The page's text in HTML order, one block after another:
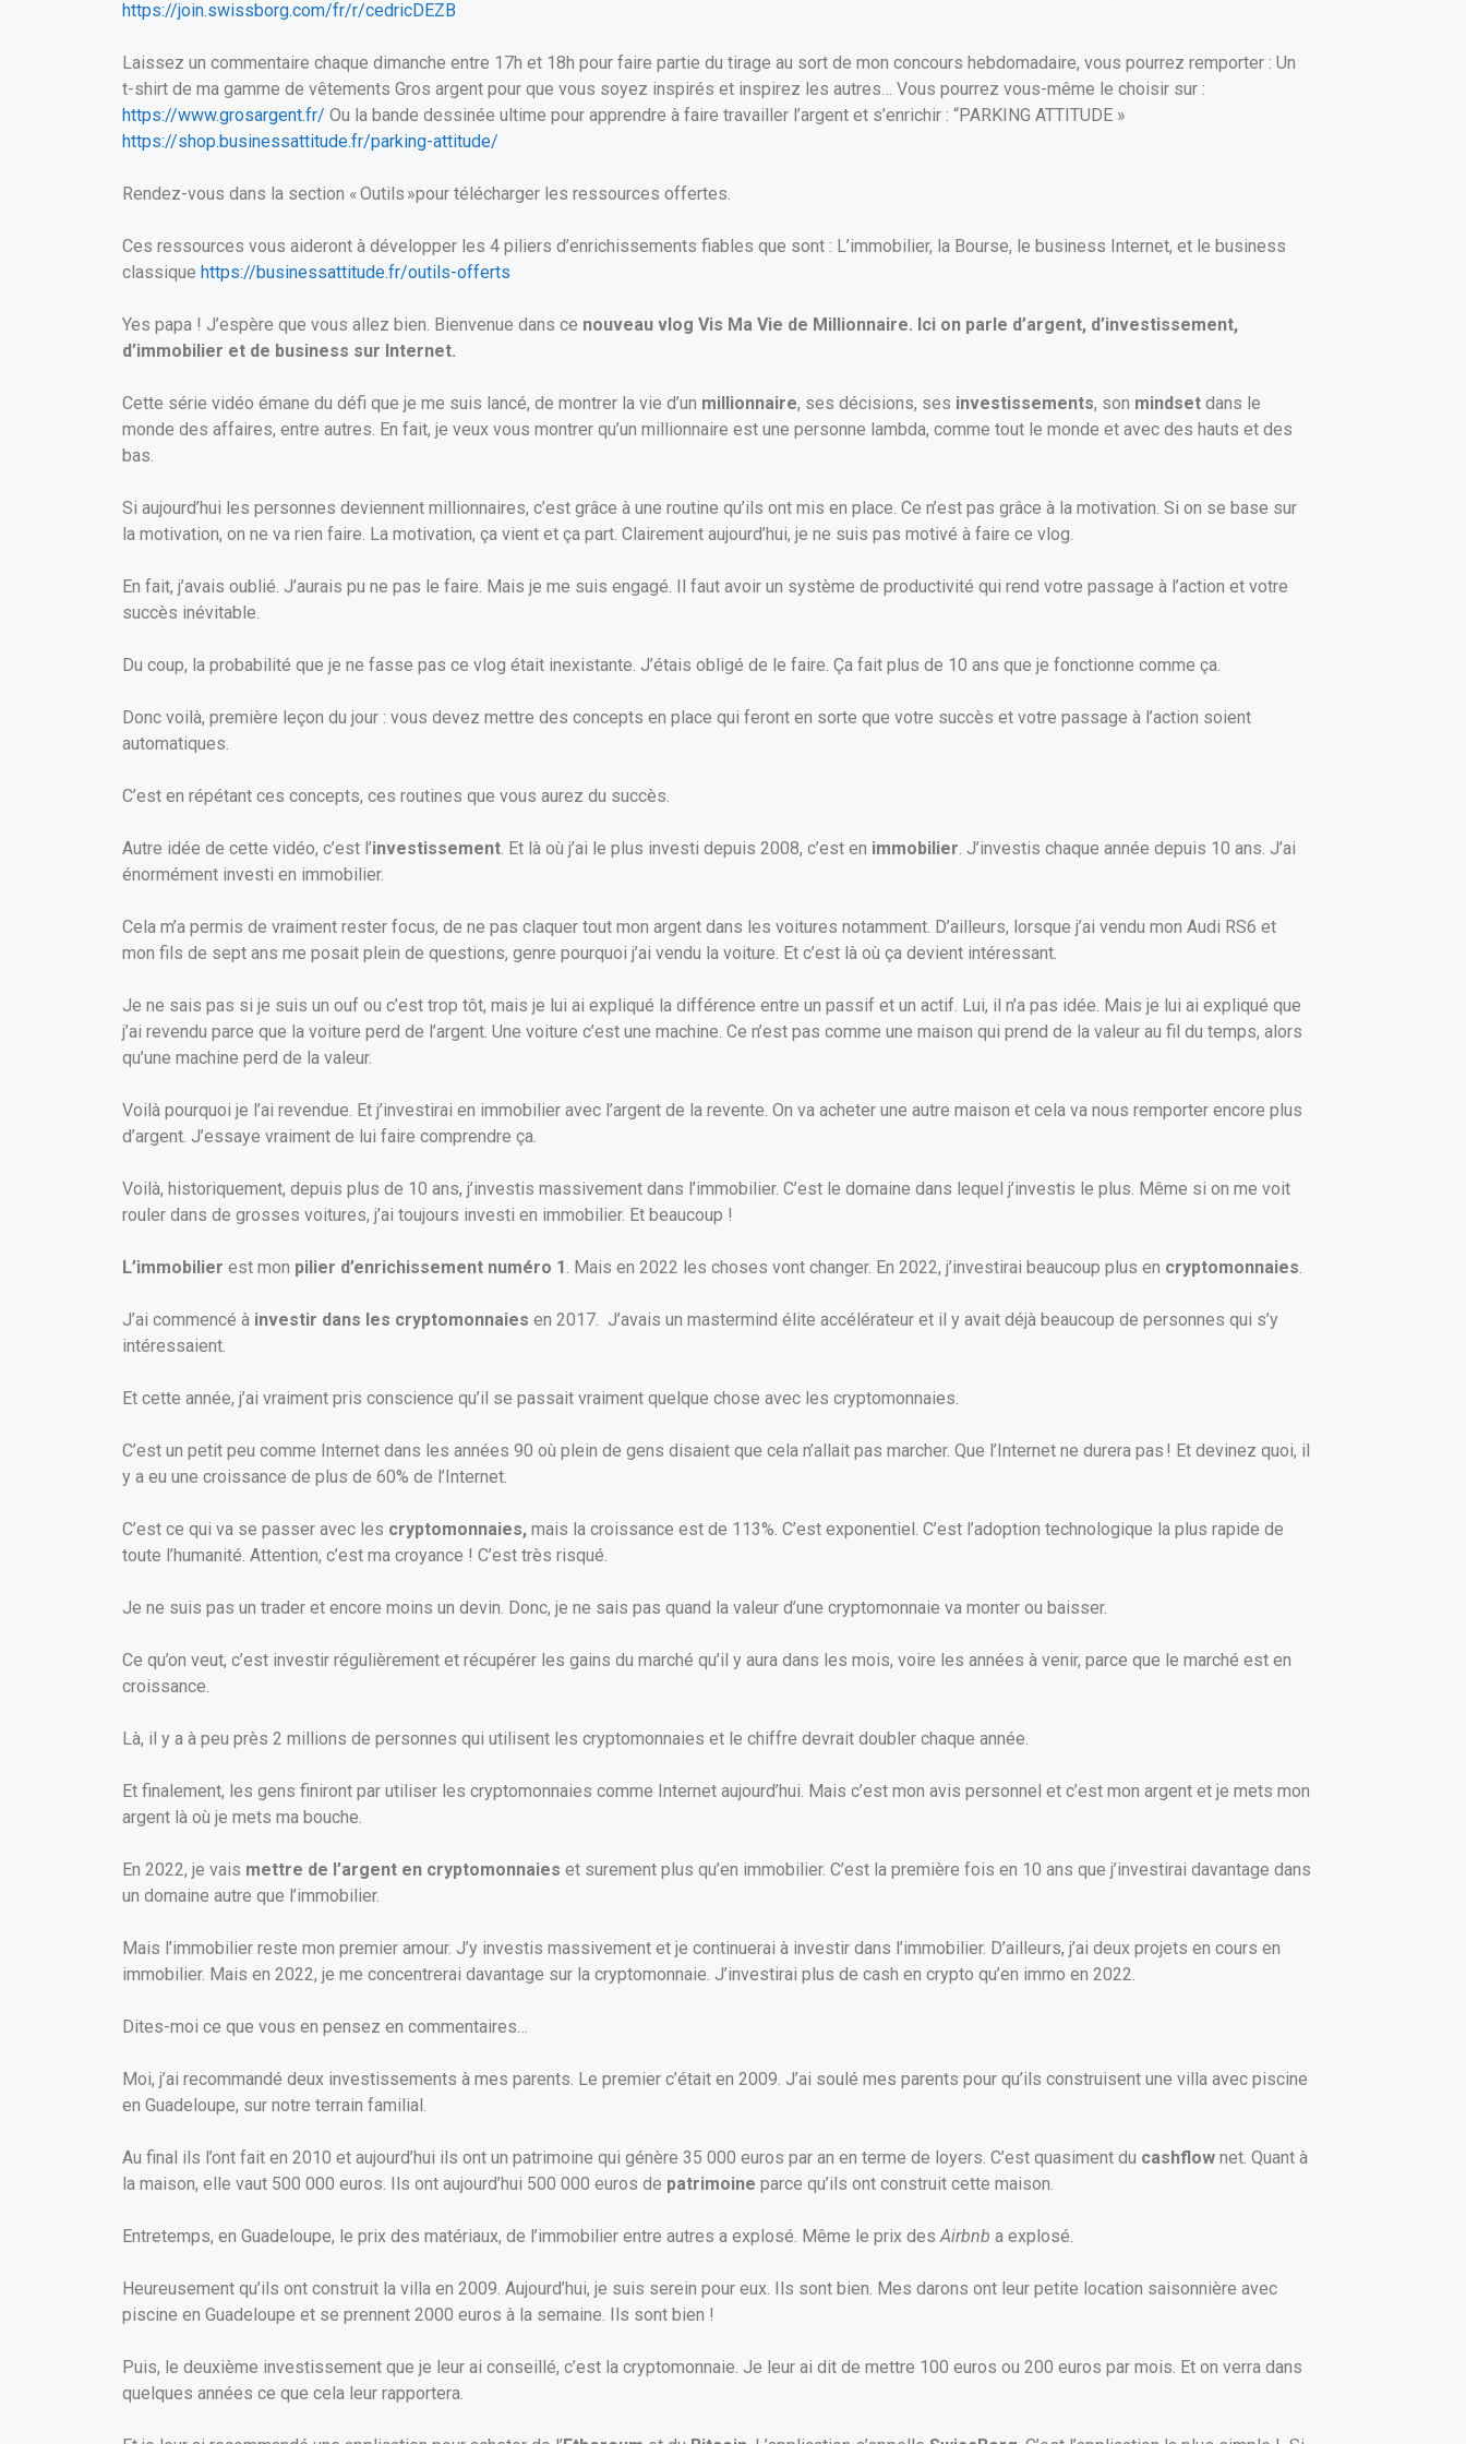
https://join.swissborg.com/fr/r/cedricDEZB
Laissez un commentaire chaque dimanche entre 17h et 18h pour faire partie du tirage au sort de mon concours hebdomadaire, vous pourrez remporter : Un
t-shirt de ma gamme de vêtements Gros argent pour que vous soyez inspirés et inspirez les autres… Vous pourrez vous-même le choisir sur :
https://www.grosargent.fr/ Ou la bande dessinée ultime pour apprendre à faire travailler l’argent et s’enrichir : “PARKING ATTITUDE »
https://shop.businessattitude.fr/parking-attitude/
Rendez-vous dans la section « Outils »pour télécharger les ressources offertes.
Ces ressources vous aideront à développer les 4 piliers d’enrichissements fiables que sont : L’immobilier, la Bourse, le business Internet, et le business
classique https://businessattitude.fr/outils-offerts
Yes papa ! J’espère que vous allez bien. Bienvenue dans ce nouveau vlog Vis Ma Vie de Millionnaire. Ici on parle d’argent, d’investissement,
d’immobilier et de business sur Internet.
Cette série vidéo émane du défi que je me suis lancé, de montrer la vie d’un millionnaire, ses décisions, ses investissements, son mindset dans le
monde des affaires, entre autres. En fait, je veux vous montrer qu’un millionnaire est une personne lambda, comme tout le monde et avec des hauts et des
bas.
Si aujourd’hui les personnes deviennent millionnaires, c’est grâce à une routine qu’ils ont mis en place. Ce n’est pas grâce à la motivation. Si on se base sur
la motivation, on ne va rien faire. La motivation, ça vient et ça part. Clairement aujourd’hui, je ne suis pas motivé à faire ce vlog.
En fait, j’avais oublié. J’aurais pu ne pas le faire. Mais je me suis engagé. Il faut avoir un système de productivité qui rend votre passage à l’action et votre
succès inévitable.
Du coup, la probabilité que je ne fasse pas ce vlog était inexistante. J’étais obligé de le faire. Ça fait plus de 10 ans que je fonctionne comme ça.
Donc voilà, première leçon du jour : vous devez mettre des concepts en place qui feront en sorte que votre succès et votre passage à l’action soient
automatiques.
C’est en répétant ces concepts, ces routines que vous aurez du succès.
Autre idée de cette vidéo, c’est l’investissement. Et là où j’ai le plus investi depuis 2008, c’est en immobilier. J’investis chaque année depuis 10 ans. J’ai
énormément investi en immobilier.
Cela m’a permis de vraiment rester focus, de ne pas claquer tout mon argent dans les voitures notamment. D’ailleurs, lorsque j’ai vendu mon Audi RS6 et
mon fils de sept ans me posait plein de questions, genre pourquoi j’ai vendu la voiture. Et c’est là où ça devient intéressant.
Je ne sais pas si je suis un ouf ou c’est trop tôt, mais je lui ai expliqué la différence entre un passif et un actif. Lui, il n’a pas idée. Mais je lui ai expliqué que
j’ai revendu parce que la voiture perd de l’argent. Une voiture c’est une machine. Ce n’est pas comme une maison qui prend de la valeur au fil du temps, alors
qu’une machine perd de la valeur.
Voilà pourquoi je l’ai revendue. Et j’investirai en immobilier avec l’argent de la revente. On va acheter une autre maison et cela va nous remporter encore plus
d’argent. J’essaye vraiment de lui faire comprendre ça.
Voilà, historiquement, depuis plus de 10 ans, j’investis massivement dans l’immobilier. C’est le domaine dans lequel j’investis le plus. Même si on me voit
rouler dans de grosses voitures, j’ai toujours investi en immobilier. Et beaucoup !
L’immobilier est mon pilier d’enrichissement numéro 1. Mais en 2022 les choses vont changer. En 2022, j’investirai beaucoup plus en cryptomonnaies.
J’ai commencé à investir dans les cryptomonnaies en 2017. J’avais un mastermind élite accélérateur et il y avait déjà beaucoup de personnes qui s’y
intéressaient.
Et cette année, j’ai vraiment pris conscience qu’il se passait vraiment quelque chose avec les cryptomonnaies.
C’est un petit peu comme Internet dans les années 90 où plein de gens disaient que cela n’allait pas marcher. Que l’Internet ne durera pas ! Et devinez quoi, il
y a eu une croissance de plus de 60% de l’Internet.
C’est ce qui va se passer avec les cryptomonnaies, mais la croissance est de 113%. C’est exponentiel. C’est l’adoption technologique la plus rapide de
toute l’humanité. Attention, c’est ma croyance ! C’est très risqué.
Je ne suis pas un trader et encore moins un devin. Donc, je ne sais pas quand la valeur d’une cryptomonnaie va monter ou baisser.
Ce qu’on veut, c’est investir régulièrement et récupérer les gains du marché qu’il y aura dans les mois, voire les années à venir, parce que le marché est en
croissance.
Là, il y a à peu près 2 millions de personnes qui utilisent les cryptomonnaies et le chiffre devrait doubler chaque année.
Et finalement, les gens finiront par utiliser les cryptomonnaies comme Internet aujourd’hui. Mais c’est mon avis personnel et c’est mon argent et je mets mon
argent là où je mets ma bouche.
En 2022, je vais mettre de l’argent en cryptomonnaies et surement plus qu’en immobilier. C’est la première fois en 10 ans que j’investirai davantage dans
un domaine autre que l’immobilier.
Mais l’immobilier reste mon premier amour. J’y investis massivement et je continuerai à investir dans l’immobilier. D’ailleurs, j’ai deux projets en cours en
immobilier. Mais en 2022, je me concentrerai davantage sur la cryptomonnaie. J’investirai plus de cash en crypto qu’en immo en 2022.
Dites-moi ce que vous en pensez en commentaires…
Moi, j’ai recommandé deux investissements à mes parents. Le premier c’était en 2009. J’ai soulé mes parents pour qu’ils construisent une villa avec piscine
en Guadeloupe, sur notre terrain familial.
Au final ils l’ont fait en 2010 et aujourd’hui ils ont un patrimoine qui génère 35 000 euros par an en terme de loyers. C’est quasiment du cashflow net. Quant à
la maison, elle vaut 500 000 euros. Ils ont aujourd’hui 500 000 euros de patrimoine parce qu’ils ont construit cette maison.
Entretemps, en Guadeloupe, le prix des matériaux, de l’immobilier entre autres a explosé. Même le prix desAirbnb a explosé.
Heureusement qu’ils ont construit la villa en 2009. Aujourd’hui, je suis serein pour eux. Ils sont bien. Mes darons ont leur petite location saisonnière avec
piscine en Guadeloupe et se prennent 2000 euros à la semaine. Ils sont bien !
Puis, le deuxième investissement que je leur ai conseillé, c’est la cryptomonnaie. Je leur ai dit de mettre 100 euros ou 200 euros par mois. Et on verra dans
quelques années ce que cela leur rapportera.